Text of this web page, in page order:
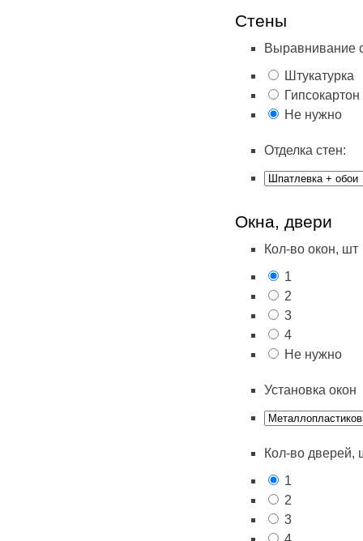
Стены
Выравнивание
Штукатурка
Гипсокартон
Не нужно
Отделка стен:
Окна, двери
Кол-во окон, шт
1
2
3
4
Не нужно
Установка окон
Кол-во дверей,
1
2
3